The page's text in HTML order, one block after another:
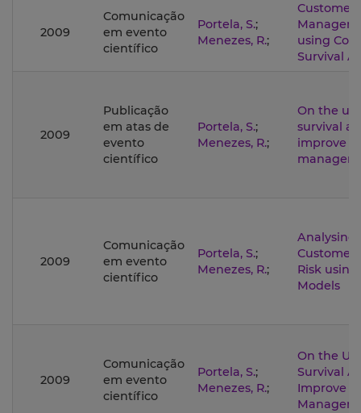
2009
Comunicação
em evento
científico
Portela, S.;
Menezes, R.;
Customer
using
Survival
2009
Publicação
em atas de
evento
científico
Portela, S.;
Menezes, R.;
On the
survival
improve
2009
Comunicação
em evento
científico
Portela, S.;
Menezes, R.;
Analysing
Customer
Risk
Models
2009
Comunicação
em evento
científico
Portela, S.;
Menezes, R.;
On the
Survival
Improve